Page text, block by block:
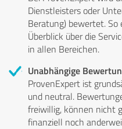
Dienstleisters oder
Beratung) bewertet.
Überblick über die
in allen Bereichen.
Unabhängige
ProvenExpert ist
und neutral.
freiwillig, können nicht
finanziell noch